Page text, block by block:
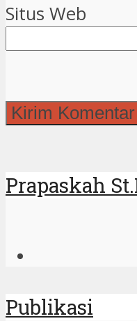
Situs Web
Prapaskah
Publikasi